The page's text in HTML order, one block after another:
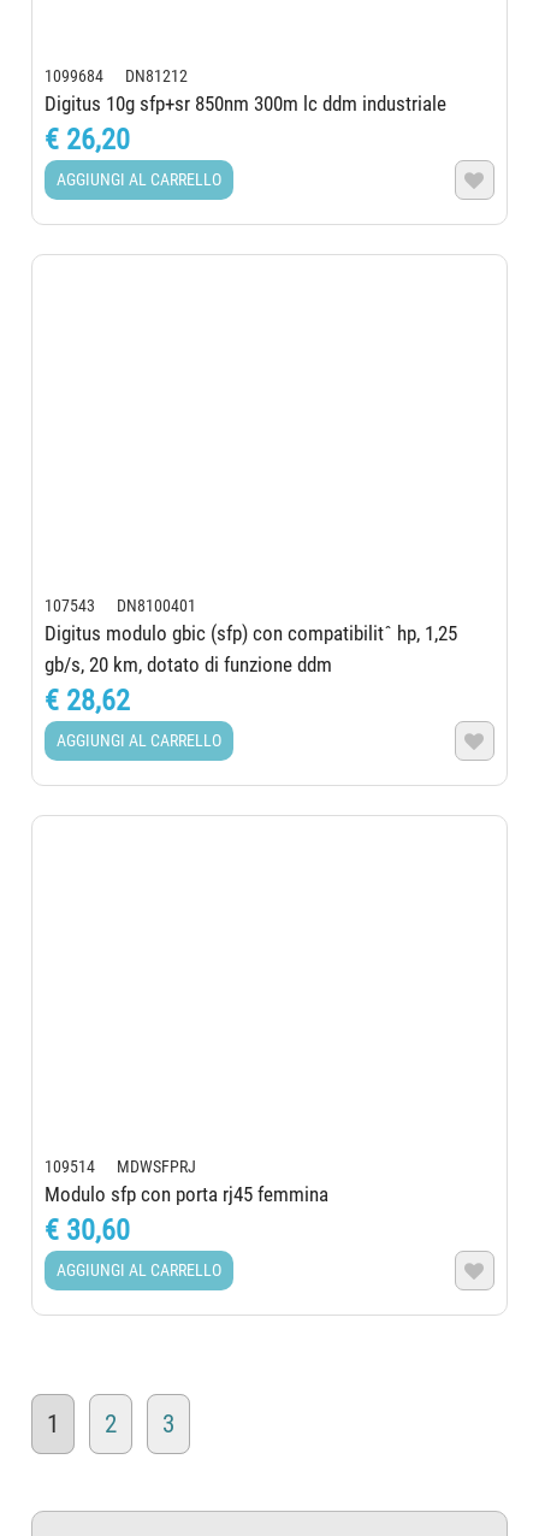
1099684 DN81212
Digitus 10g sfp+sr 850nm 300m lc ddm industriale
€ 26,20
AGGIUNGI AL CARRELLO 
107543 DN8100401
Digitus modulo gbic (sfp) con compatibilitˆ hp, 1,25
gb/s, 20 km, dotato di funzione ddm
€ 28,62
AGGIUNGI AL CARRELLO 
109514 MDWSFPRJ
Modulo sfp con porta rj45 femmina
€ 30,60
AGGIUNGI AL CARRELLO 
1 2 3